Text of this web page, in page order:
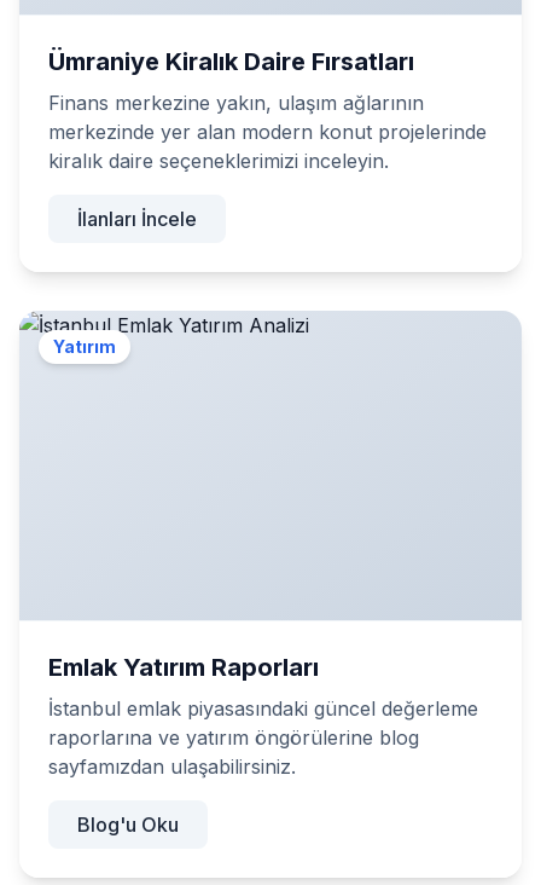
Ümraniye Kiralık Daire Fırsatları
Finans merkezine yakın, ulaşım ağlarının
merkezinde yer alan modern konut projelerinde
kiralık daire seçeneklerimizi inceleyin.
İlanları İncele
Yatırım
Emlak Yatırım Raporları
İstanbul emlak piyasasındaki güncel değerleme
raporlarına ve yatırım öngörülerine blog
sayfamızdan ulaşabilirsiniz.
Blog'u Oku